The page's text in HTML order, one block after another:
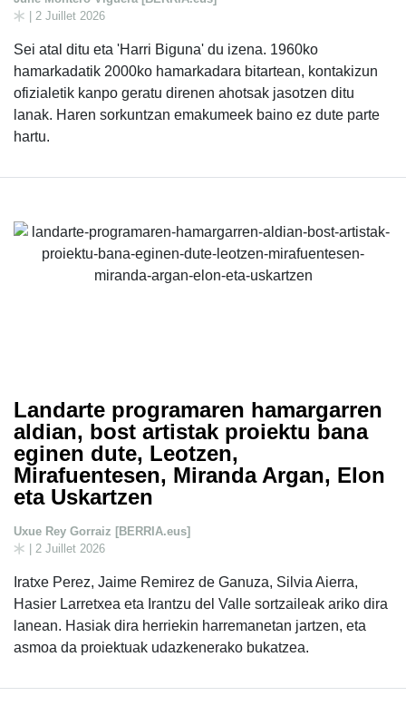
| 2 Juillet 2026
Sei atal ditu eta 'Harri Biguna' du izena. 1960ko
hamarkadatik 2000ko hamarkadara bitartean, kontakizun
ofizialetik kanpo geratu direnen ahotsak jasotzen ditu
lanak. Haren sorkuntzan emakumeek baino ez dute parte
hartu.
Landarte programaren hamargarren
aldian, bost artistak proiektu bana
eginen dute, Leotzen,
Mirafuentesen, Miranda Argan, Elon
eta Uskartzen
Uxue Rey Gorraiz [BERRIA.eus]
| 2 Juillet 2026
Iratxe Perez, Jaime Remirez de Ganuza, Silvia Aierra,
Hasier Larretxea eta Irantzu del Valle sortzaileak ariko dira
lanean. Hasiak dira herriekin harremanetan jartzen, eta
asmoa da proiektuak udazkenerako bukatzea.